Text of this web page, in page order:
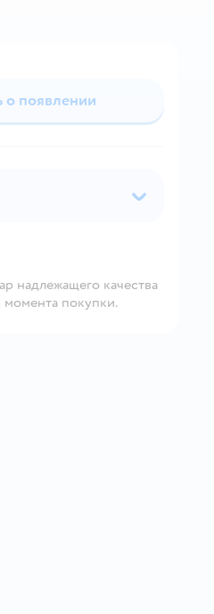
о появлении
надлежащего качества
покупки.